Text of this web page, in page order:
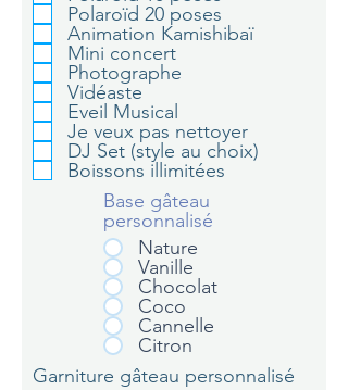
Polaroïd 20 poses
Animation Kamishibaï
Mini concert
Photographe
Vidéaste
Eveil Musical
Je veux pas nettoyer
DJ Set (style au choix)
Boissons illimitées
Base gâteau
personnalisé
Nature
Vanille
Chocolat
Coco
Cannelle
Citron
Garniture gâteau personnalisé